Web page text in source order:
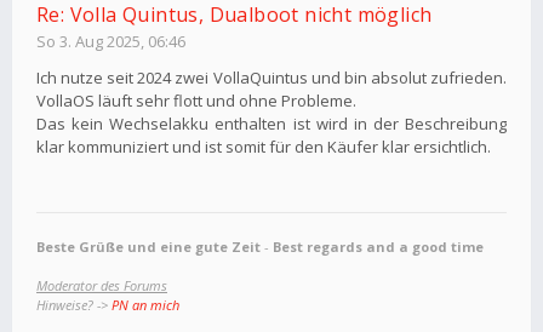
Re: Volla Quintus, Dualboot nicht möglich
So 3. Aug 2025, 06:46
Ich nutze seit 2024 zwei VollaQuintus und bin absolut zufrieden.
VollaOS läuft sehr flott und ohne Probleme.
Das kein Wechselakku enthalten ist wird in der Beschreibung
klar kommuniziert und ist somit für den Käufer klar ersichtlich.
Beste Grüße und eine gute Zeit - Best regards and a good time
Moderator des Forums
Hinweise? -> PN an mich